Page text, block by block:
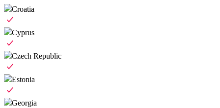
Croatia
Cyprus
Czech Republic
Estonia
Georgia